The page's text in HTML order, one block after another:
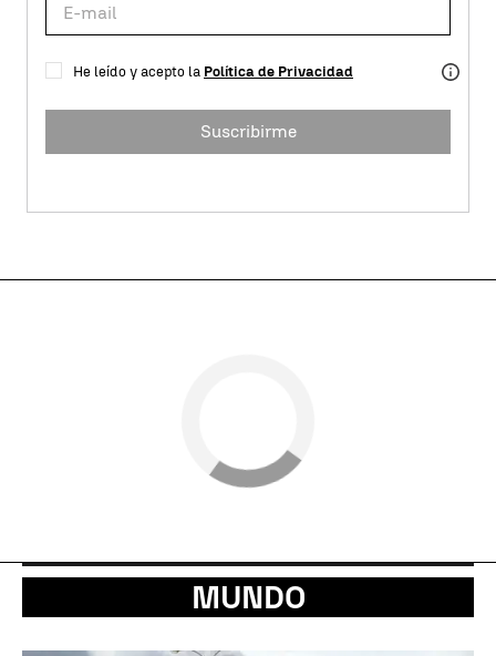
He leído y acepto la Política de Privacidad
Suscribirme
MUNDO